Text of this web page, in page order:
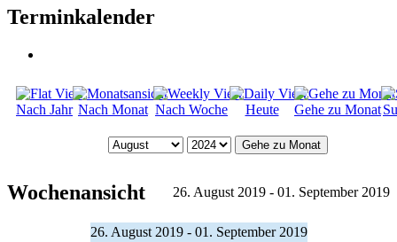
Terminkalender
Nach Jahr Nach Monat Nach Woche Heute Gehe zu Monat
Gehe zu Monat
Wochenansicht 26. August 2019 - 01. September 2019
26. August 2019 - 01. September 2019